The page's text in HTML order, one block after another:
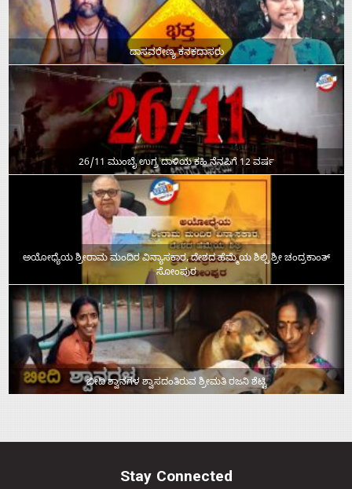
ದಾಸವರೇಣ್ಯ ಕನಕದಾಸರು
26/11 ಮುಂಬೈ ಉಗ್ರ ದಾಳಿಯ ಕಹಿ ನೆನಪಿಗೆ 12 ವರ್ಷ
ಅಯೋಧ್ಯೆಯ ಶ್ರೀರಾಮ ಮಂದಿರ ವಿನ್ಯಾಸಕಾರ, ದೇಶದ ಹೆಮ್ಮೆಯ ಶಿಲ್ಪಿ ಶ್ರೀ ಚಂದ್ರಕಾಂತ್‌
ಸೋಂಪುರ
ಬೀದಿ ಶ್ವಾನಗಳ ಶ್ವಾಸದಂತಿರುವ ಶ್ರೀಮತಿ ರಜನಿ ಶೆಟ್ಟಿ
Stay Connected